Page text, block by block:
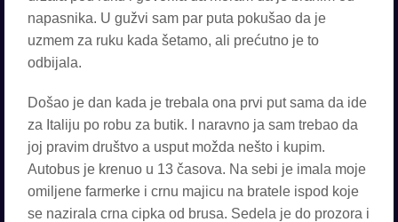
napasnika. U gužvi sam par puta pokušao da je
uzmem za ruku kada šetamo, ali prećutno je to
odbijala.
Došao je dan kada je trebala ona prvi put sama da ide
za Italiju po robu za butik. I naravno ja sam trebao da
joj pravim društvo a usput možda nešto i kupim.
Autobus je krenuo u 13 časova. Na sebi je imala moje
omiljene farmerke i crnu majicu na bratele ispod koje
se nazirala crna cipka od brusa. Sedela je do prozora i